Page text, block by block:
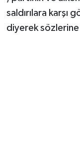
saldırılara karşı
diyerek sözlerine